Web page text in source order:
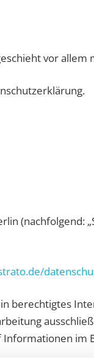
vor
(nachfolgend:
berechtigtes